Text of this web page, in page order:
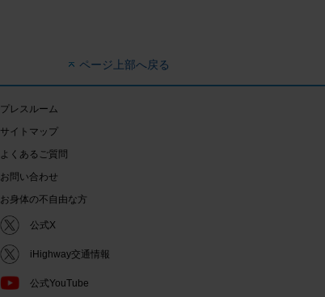
ページ上部へ戻る
プレスルーム
サイトマップ
よくあるご質問
お問い合わせ
お身体の不自由な方
公式X
iHighway交通情報
公式YouTube